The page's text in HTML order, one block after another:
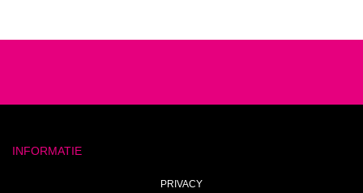
INFORMATIE
PRIVACY